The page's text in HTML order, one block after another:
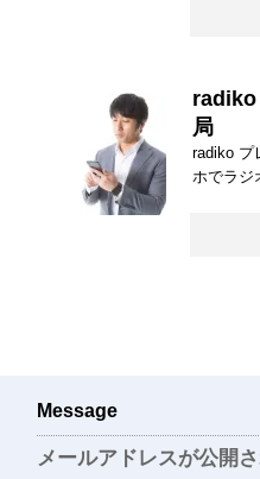
radiko
局
radiko プ
ホでラジ
Message
メールアドレスが公開